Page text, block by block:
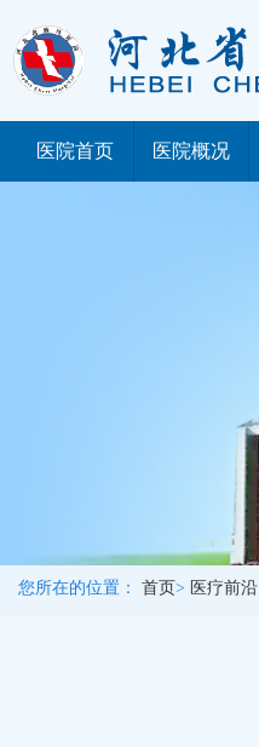
医院首页 医院概况
您所在的位置： 首页> 医疗前沿